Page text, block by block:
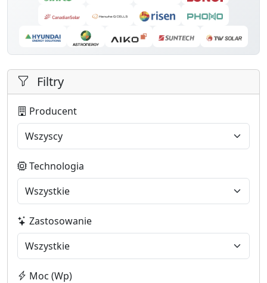
Filtry
Producent
Technologia
Zastosowanie
Moc (Wp)